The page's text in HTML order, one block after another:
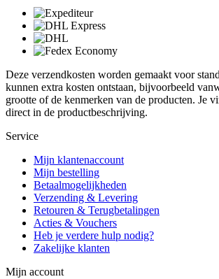
Deze verzendkosten worden gemaakt voor
kunnen extra kosten ontstaan, bijvoorbeeld
grootte of de kenmerken van de producten. Je
direct in de productbeschrijving.
Service
Mijn klantenaccount
Mijn bestelling
Betaalmogelijkheden
Verzending & Levering
Retouren & Terugbetalingen
Acties & Vouchers
Heb je verdere hulp nodig?
Zakelijke klanten
Mijn account